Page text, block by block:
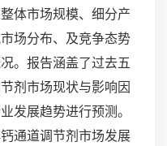
体市场规模、细分产
场分布、及竞争态势
。报告涵盖了过去五
剂市场现状与影响因
发展趋势进行预测。
通道调节剂市场发展